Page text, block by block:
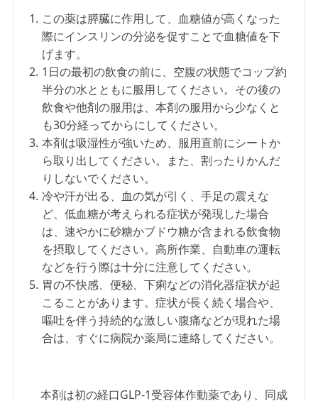
1. この薬は膵臓に作用して、血糖値が高くなった
際にインスリンの分泌を促すことで血糖値を下
げます。
2. 1日の最初の飲食の前に、空腹の状態でコップ約
半分の水とともに服用してください。その後の
飲食や他剤の服用は、本剤の服用から少なくと
も30分経ってからにしてください。
3. 本剤は吸湿性が強いため、服用直前にシートか
ら取り出してください。また、割ったりかんだ
りしないでください。
4. 冷や汗が出る、血の気が引く、手足の震えな
ど、低血糖が考えられる症状が発現した場合
は、速やかに砂糖かブドウ糖が含まれる飲食物
を摂取してください。高所作業、自動車の運転
などを行う際は十分に注意してください。
5. 胃の不快感、便秘、下痢などの消化器症状が起
こることがあります。症状が長く続く場合や、
嘔吐を伴う持続的な激しい腹痛などが現れた場
合は、すぐに病院か薬局に連絡してください。
本剤は初の経口GLP-1受容体作動薬であり、同成